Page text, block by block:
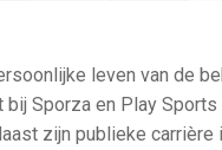
leven van de
Sporza en Play
zijn publieke carrière